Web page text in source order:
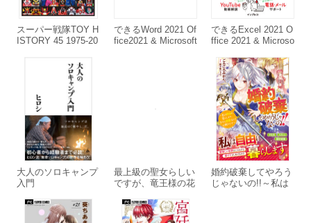
スーパー戦隊TOY H
ISTORY 45 1975-20
できるWord 2021 Of
fice2021 & Microsoft
できるExcel 2021 O
ffice 2021 & Microso
大人のソロキャンプ
入門
最上級の聖女らしい
ですが、竜王様の花
～追放されたので薬
師として第二の人生
婚約破棄してやろう
じゃないの!!～私は